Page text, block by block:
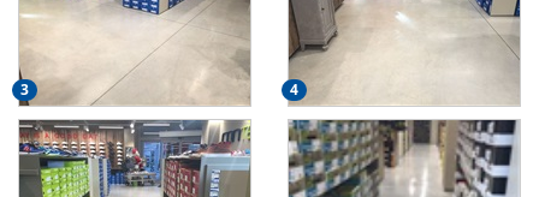
3 4